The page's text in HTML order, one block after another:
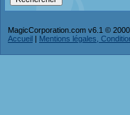
MagicCorporation.com v6.1 ©
Accueil | Mentions légales,